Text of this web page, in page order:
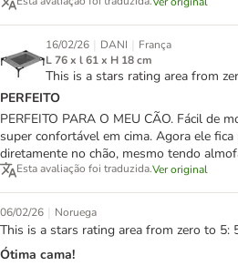
16/02/26 | DANI | França
L 76 x l 61 x H 18 cm
This is a stars rating area from
PERFEITO
PERFEITO PARA O MEU CÃO. Fácil de
super confortável em cima. Agora ele
diretamente no chão, mesmo tendo
Esta avaliação foi traduzida.Ver original
06/02/26 | Noruega
This is a stars rating area from zero to 5:
Ótima cama!